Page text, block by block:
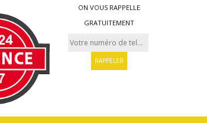
ON VOUS RAPPELLE
GRATUITEMENT